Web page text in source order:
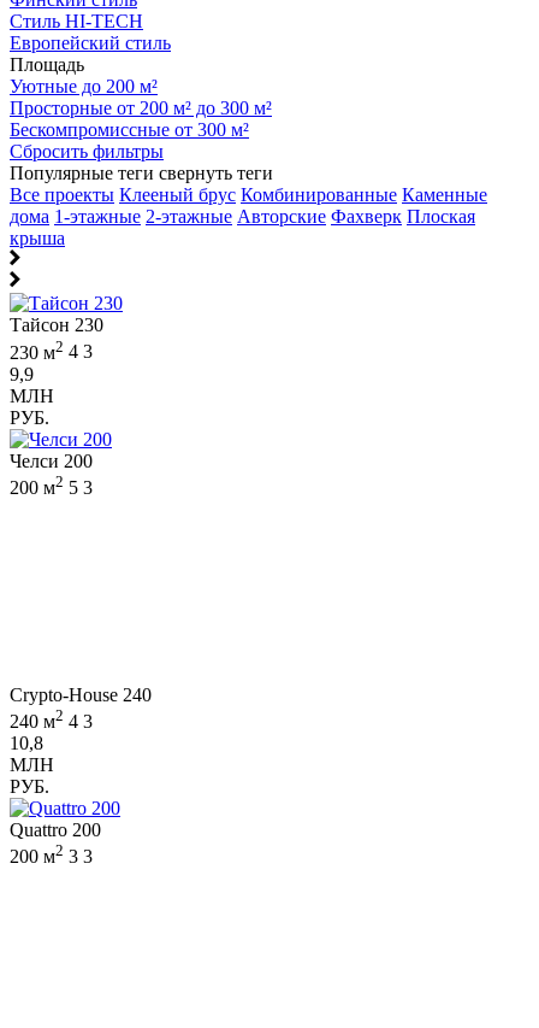
Стиль HI-TECH
Европейский стиль
Площадь
Уютные до 200 м²
Просторные от 200 м² до 300 м²
Бескомпромиссные от 300 м²
Сбросить фильтры
Популярные теги свернуть теги
Все проекты Клееный брус Комбинированные Каменные
дома 1-этажные 2-этажные Авторские Фахверк Плоская
крыша
Тайсон 230
230 м2 4 3
9,9
МЛН
РУБ.
Челси 200
200 м2 5 3
Crypto-House 240
240 м2 4 3
10,8
МЛН
РУБ.
Quattro 200
200 м2 3 3